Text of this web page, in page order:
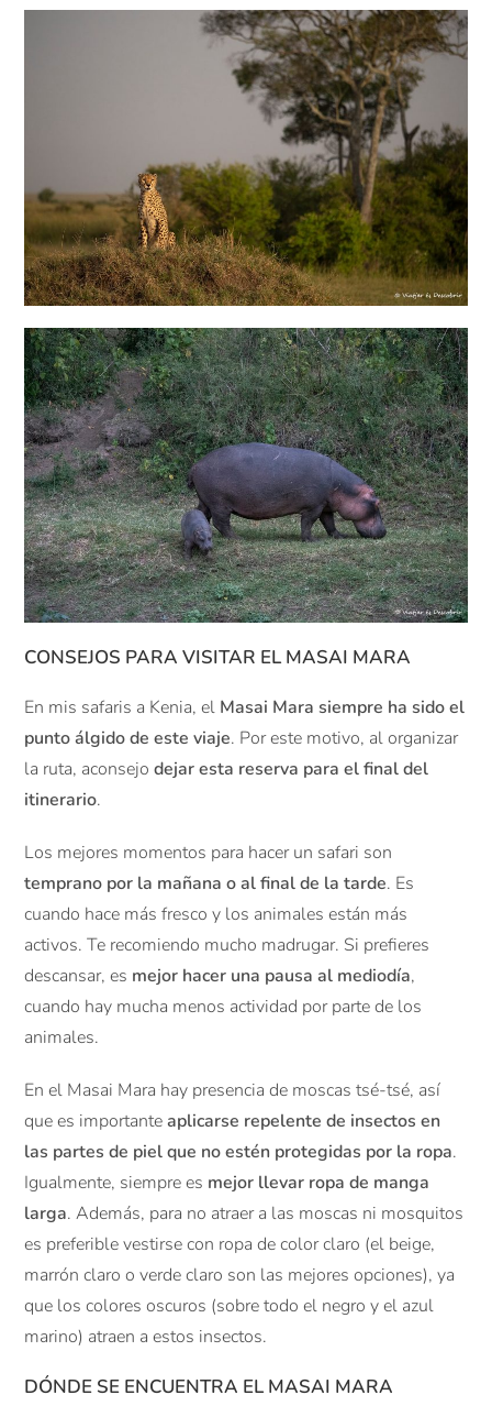
CONSEJOS PARA VISITAR EL MASAI MARA
En mis safaris a Kenia, el Masai Mara siempre ha sido el
punto álgido de este viaje. Por este motivo, al organizar
la ruta, aconsejodejar esta reserva para el final del
itinerario.
Los mejores momentos para hacer un safari son
temprano por la mañana o al final de la tarde. Es
cuando hace más fresco y los animales están más
activos. Te recomiendo mucho madrugar. Si prefieres
descansar, es mejor hacer una pausa al mediodía,
cuando hay mucha menos actividad por parte de los
animales.
En el Masai Mara hay presencia de moscas tsé-tsé, así
que es importanteaplicarse repelente de insectos en
las partes de piel que no estén protegidas por la ropa.
Igualmente, siempre es mejor llevar ropa de manga
larga. Además, para no atraer a las moscas ni mosquitos
es preferible vestirse con ropa de color claro (el beige,
marrón claro o verde claro son las mejores opciones), ya
que los colores oscuros (sobre todo el negro y el azul
marino) atraen a estos insectos.
DÓNDE SE ENCUENTRA EL MASAI MARA